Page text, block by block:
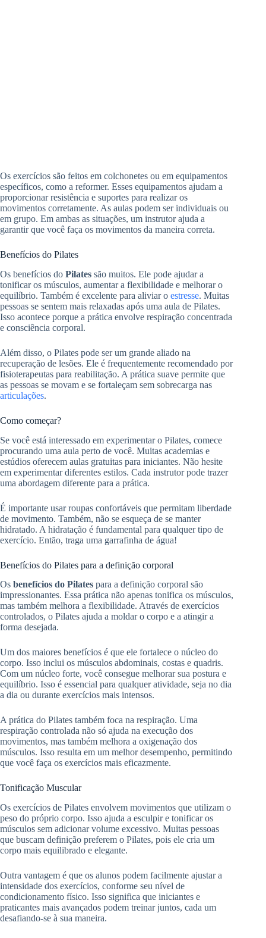
Os exercícios são feitos em colchonetes ou em equipamentos
específicos, como a reformer. Esses equipamentos ajudam a
proporcionar resistência e suportes para realizar os
movimentos corretamente. As aulas podem ser individuais ou
em grupo. Em ambas as situações, um instrutor ajuda a
garantir que você faça os movimentos da maneira correta.
Benefícios do Pilates
Os benefícios do Pilates são muitos. Ele pode ajudar a
tonificar os músculos, aumentar a flexibilidade e melhorar o
equilíbrio. Também é excelente para aliviar o estresse. Muitas
pessoas se sentem mais relaxadas após uma aula de Pilates.
Isso acontece porque a prática envolve respiração concentrada
e consciência corporal.
Além disso, o Pilates pode ser um grande aliado na
recuperação de lesões. Ele é frequentemente recomendado por
fisioterapeutas para reabilitação. A prática suave permite que
as pessoas se movam e se fortaleçam sem sobrecarga nas
articulações.
Como começar?
Se você está interessado em experimentar o Pilates, comece
procurando uma aula perto de você. Muitas academias e
estúdios oferecem aulas gratuitas para iniciantes. Não hesite
em experimentar diferentes estilos. Cada instrutor pode trazer
uma abordagem diferente para a prática.
É importante usar roupas confortáveis que permitam liberdade
de movimento. Também, não se esqueça de se manter
hidratado. A hidratação é fundamental para qualquer tipo de
exercício. Então, traga uma garrafinha de água!
Benefícios do Pilates para a definição corporal
Os benefícios do Pilates para a definição corporal são
impressionantes. Essa prática não apenas tonifica os músculos,
mas também melhora a flexibilidade. Através de exercícios
controlados, o Pilates ajuda a moldar o corpo e a atingir a
forma desejada.
Um dos maiores benefícios é que ele fortalece o núcleo do
corpo. Isso inclui os músculos abdominais, costas e quadris.
Com um núcleo forte, você consegue melhorar sua postura e
equilíbrio. Isso é essencial para qualquer atividade, seja no dia
a dia ou durante exercícios mais intensos.
A prática do Pilates também foca na respiração. Uma
respiração controlada não só ajuda na execução dos
movimentos, mas também melhora a oxigenação dos
músculos. Isso resulta em um melhor desempenho, permitindo
que você faça os exercícios mais eficazmente.
Tonificação Muscular
Os exercícios de Pilates envolvem movimentos que utilizam o
peso do próprio corpo. Isso ajuda a esculpir e tonificar os
músculos sem adicionar volume excessivo. Muitas pessoas
que buscam definição preferem o Pilates, pois ele cria um
corpo mais equilibrado e elegante.
Outra vantagem é que os alunos podem facilmente ajustar a
intensidade dos exercícios, conforme seu nível de
condicionamento físico. Isso significa que iniciantes e
praticantes mais avançados podem treinar juntos, cada um
desafiando-se à sua maneira.